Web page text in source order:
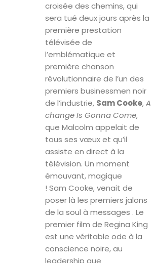
croisée des chemins, qui
sera tué deux jours après la
première prestation
télévisée de
l’emblématique et
première chanson
révolutionnaire de l’un des
premiers businessmen noir
de l’industrie, Sam Cooke,A
change Is Gonna Come,
que Malcolm appelait de
tous ses vœux et qu’il
assiste en direct à la
télévision. Un moment
émouvant, magique
! Sam Cooke, venait de
poser là les premiers jalons
de la soul à messages . Le
premier film de Regina King
est une véritable ode à la
conscience noire, au
leadership que